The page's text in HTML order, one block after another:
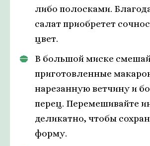
либо полосками.
салат приобретет
цвет.
В большой миске
приготовленные
нарезанную ветчину и
перец. Перемешивайте
деликатно, чтобы
форму.